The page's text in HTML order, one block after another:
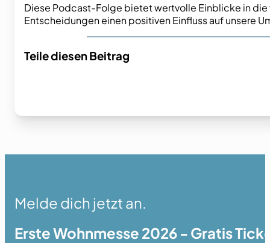
Diese Podcast-Folge bietet wertvolle Einblicke in
Entscheidungen einen positiven Einfluss auf unsere
Teile diesen Beitrag
Melde dich jetzt an.
Erste Wohnmesse 2026 - Gratis